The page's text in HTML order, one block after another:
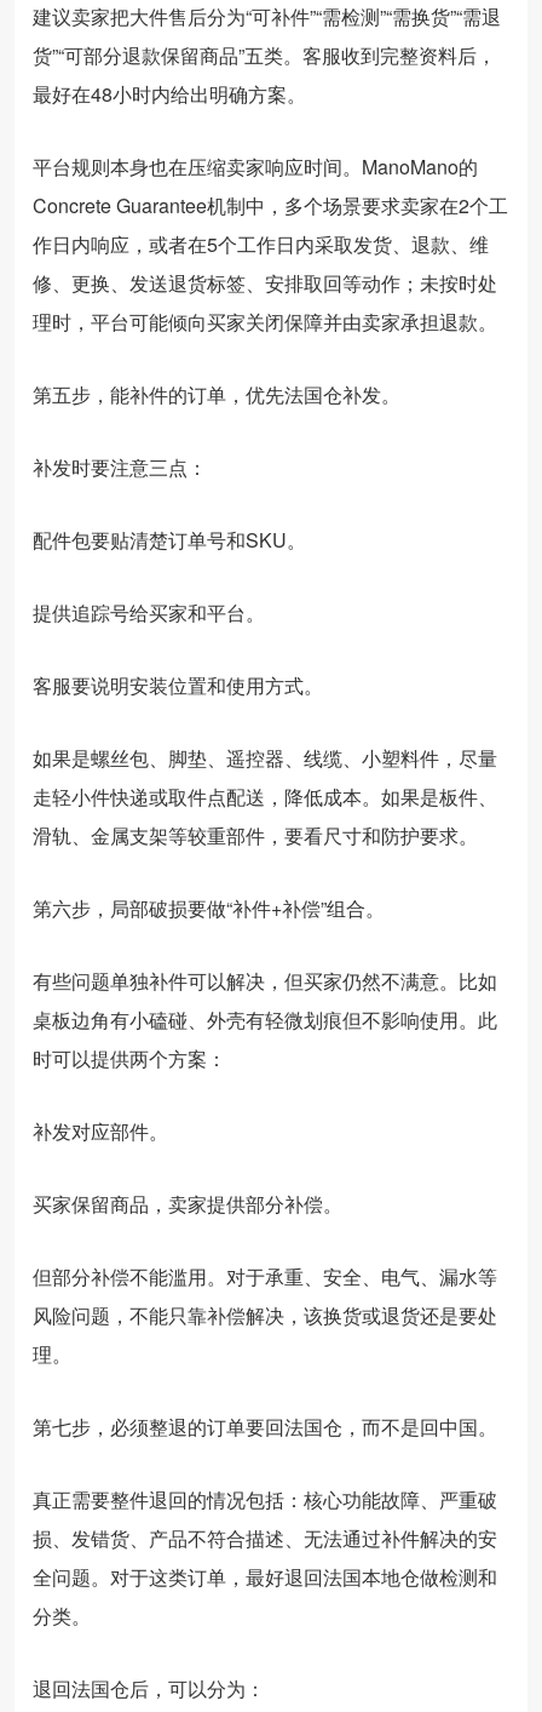
建议卖家把大件售后分为“可补件”“需检测”“需换货”“需退
货”“可部分退款保留商品”五类。客服收到完整资料后，
最好在48小时内给出明确方案。
平台规则本身也在压缩卖家响应时间。ManoMano的
Concrete Guarantee机制中，多个场景要求卖家在2个工
作日内响应，或者在5个工作日内采取发货、退款、维
修、更换、发送退货标签、安排取回等动作；未按时处
理时，平台可能倾向买家关闭保障并由卖家承担退款。
第五步，能补件的订单，优先法国仓补发。
补发时要注意三点：
配件包要贴清楚订单号和SKU。
提供追踪号给买家和平台。
客服要说明安装位置和使用方式。
如果是螺丝包、脚垫、遥控器、线缆、小塑料件，尽量
走轻小件快递或取件点配送，降低成本。如果是板件、
滑轨、金属支架等较重部件，要看尺寸和防护要求。
第六步，局部破损要做“补件+补偿”组合。
有些问题单独补件可以解决，但买家仍然不满意。比如
桌板边角有小磕碰、外壳有轻微划痕但不影响使用。此
时可以提供两个方案：
补发对应部件。
买家保留商品，卖家提供部分补偿。
但部分补偿不能滥用。对于承重、安全、电气、漏水等
风险问题，不能只靠补偿解决，该换货或退货还是要处
理。
第七步，必须整退的订单要回法国仓，而不是回中国。
真正需要整件退回的情况包括：核心功能故障、严重破
损、发错货、产品不符合描述、无法通过补件解决的安
全问题。对于这类订单，最好退回法国本地仓做检测和
分类。
退回法国仓后，可以分为：